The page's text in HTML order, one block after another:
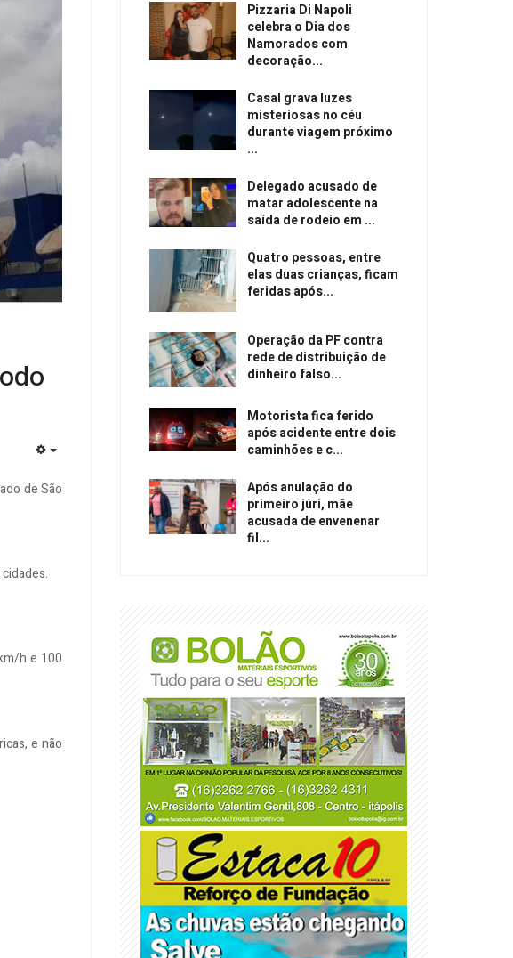
de São
h e 100
e não
Pizzaria Di Napoli
celebra o Dia dos
Namorados com
decoração...
Casal grava luzes
misteriosas no céu
durante viagem próximo
...
Delegado acusado de
matar adolescente na
saída de rodeio em ...
Quatro pessoas, entre
elas duas crianças, ficam
feridas após...
Operação da PF contra
rede de distribuição de
dinheiro falso...
Motorista fica ferido
após acidente entre dois
caminhões e c...
Após anulação do
primeiro júri, mãe
acusada de envenenar
fil...